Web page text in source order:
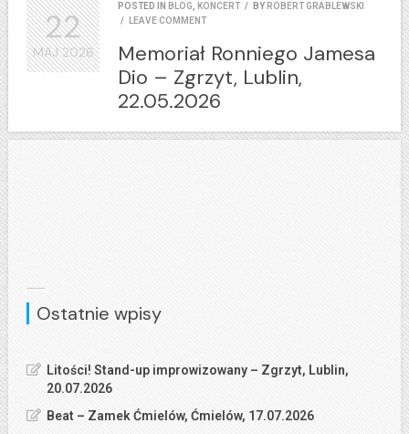
POSTED IN BLOG, KONCERT / BY ROBERT GRABLEWSKI
/
LEAVE COMMENT
Memoriał Ronniego Jamesa
Dio – Zgrzyt, Lublin,
22.05.2026
22
MAJ2026
Ostatnie wpisy
Litości! Stand-up improwizowany – Zgrzyt, Lublin,
20.07.2026
Beat – Zamek Ćmielów, Ćmielów, 17.07.2026